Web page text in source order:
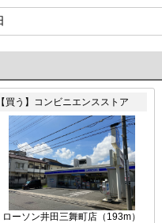
【買う】コンビニエンスストア
ローソン井田三舞町店（193m）